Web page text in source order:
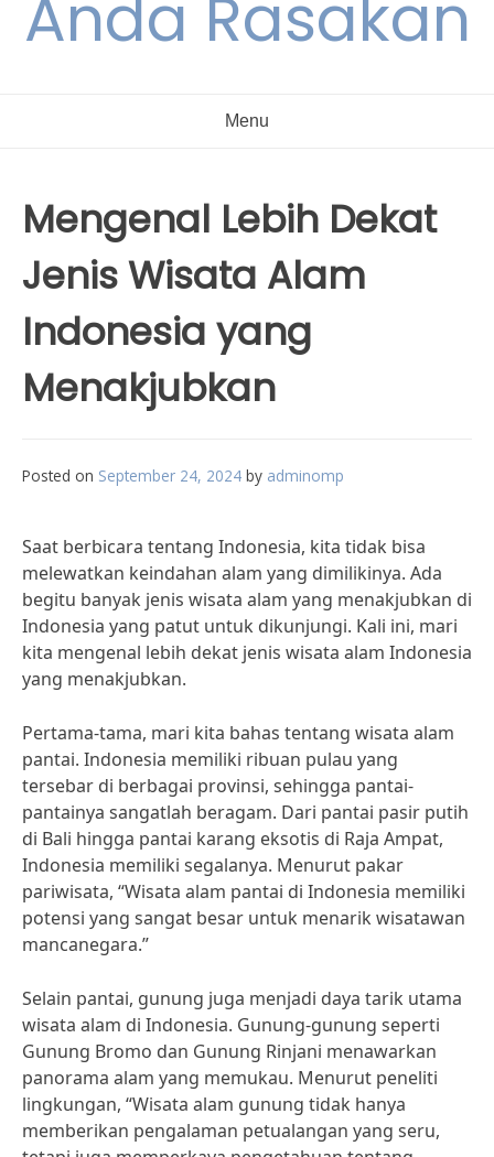
Anda Rasakan
Menu
Mengenal Lebih Dekat
Jenis Wisata Alam
Indonesia yang
Menakjubkan
Posted on September 24, 2024 by adminomp
Saat berbicara tentang Indonesia, kita tidak bisa
melewatkan keindahan alam yang dimilikinya. Ada
begitu banyak jenis wisata alam yang menakjubkan di
Indonesia yang patut untuk dikunjungi. Kali ini, mari
kita mengenal lebih dekat jenis wisata alam Indonesia
yang menakjubkan.
Pertama-tama, mari kita bahas tentang wisata alam
pantai. Indonesia memiliki ribuan pulau yang
tersebar di berbagai provinsi, sehingga pantai-
pantainya sangatlah beragam. Dari pantai pasir putih
di Bali hingga pantai karang eksotis di Raja Ampat,
Indonesia memiliki segalanya. Menurut pakar
pariwisata, “Wisata alam pantai di Indonesia memiliki
potensi yang sangat besar untuk menarik wisatawan
mancanegara.”
Selain pantai, gunung juga menjadi daya tarik utama
wisata alam di Indonesia. Gunung-gunung seperti
Gunung Bromo dan Gunung Rinjani menawarkan
panorama alam yang memukau. Menurut peneliti
lingkungan, “Wisata alam gunung tidak hanya
memberikan pengalaman petualangan yang seru,